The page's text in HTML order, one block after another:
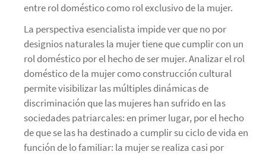
entre rol doméstico como rol exclusivo de la mujer.
La perspectiva esencialista impide ver que no por
designios naturales la mujer tiene que cumplir con un
rol doméstico por el hecho de ser mujer. Analizar el rol
doméstico de la mujer como construcción cultural
permite visibilizar las múltiples dinámicas de
discriminación que las mujeres han sufrido en las
sociedades patriarcales: en primer lugar, por el hecho
de que se las ha destinado a cumplir su ciclo de vida en
función de lo familiar: la mujer se realiza casi por